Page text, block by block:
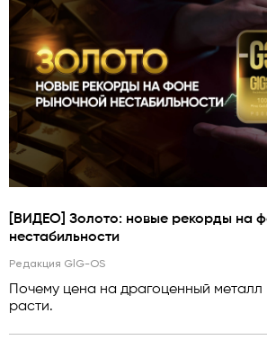
[ВИДЕО] Золото: новые рекорды на
нестабильности
Редакция GlG-OS
Почему цена на драгоценный
расти.